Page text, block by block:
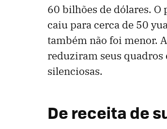
60 bilhões de dólares.
caiu para cerca de 50
também não foi menor.
reduziram seus quadros
silenciosas.
De receita de